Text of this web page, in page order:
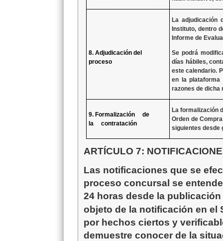
8. Adjudicación del
proceso
La adjudicación
Instituto, dentro
Informe de
Se podrá
días hábiles,
este calendario.
en la plataforma
razones de dicha
9. Formalización de
la contratación
La formalización
Orden de
siguientes desde
ARTÍCULO 7:
Las notificaciones que se
proceso concursal se
24 horas desde la publicación
objeto de la notificación en el
por hechos ciertos y
demuestre conocer de la